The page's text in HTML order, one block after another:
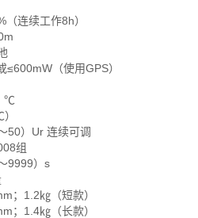
连续工作8h）
（使用GPS）
℃
50）Ur 连续可调
组
9999）s
；1.2㎏（短款）
；1.4㎏（长款）